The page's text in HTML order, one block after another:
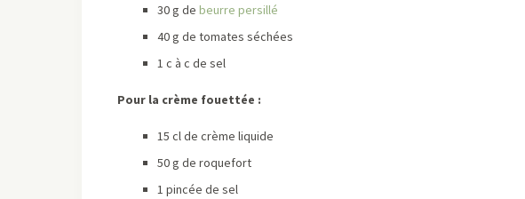
30 g de beurre persillé
40 g de tomates séchées
1 c à c de sel
Pour la crème fouettée :
15 cl de crème liquide
50 g de roquefort
1 pincée de sel